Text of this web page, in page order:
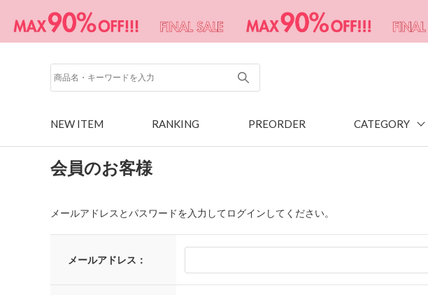
NEW ITEM RANKING PREORDER CATEGORY
会員のお客様
メールアドレスとパスワードを入力してログインしてください。
メールアドレス：